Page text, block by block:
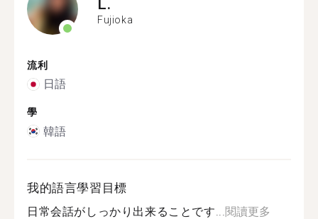
Fujioka
流利
日語
學
韓語
我的語言學習目標
日常会話がしっかり出来ることです... 閱讀更多